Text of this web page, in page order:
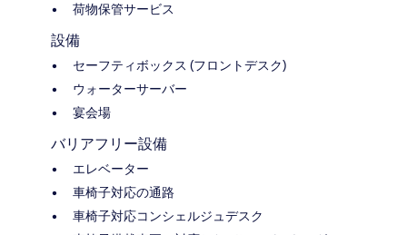
荷物保管サービス
設備
セーフティボックス (フロントデスク)
ウォーターサーバー
宴会場
バリアフリー設備
エレベーター
車椅子対応の通路
車椅子対応コンシェルジュデスク